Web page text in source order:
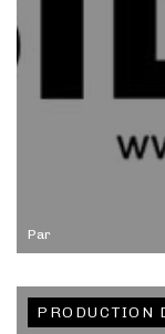
Par
PRODUCTION